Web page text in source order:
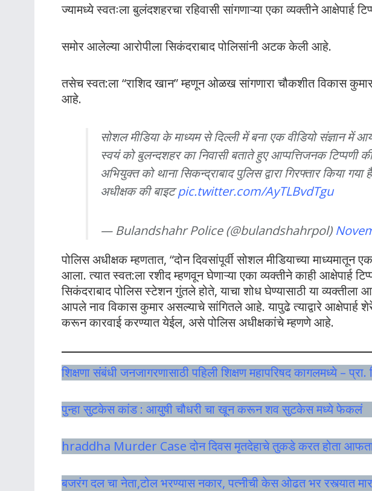
ज्यामध्ये स्वतःला बुलंदशहरचा रहिवासी सांगणाऱ्या एका व्यक्तीने आक्षेपार्ह
समोर आलेल्या आरोपीला सिकंदराबाद पोलिसांनी अटक केली आहे.
तसेच स्वत:ला “राशिद खान” म्हणून ओळख सांगणारा चौकशीत विकास कुमार
आहे.
सोशल मीडिया के माध्यम से दिल्ली में बना एक वीडियो संज्ञान में
स्वयं को बुलन्दशहर का निवासी बताते हुए आप्पत्तिजनक टिप्पणी
अभियुक्त को थाना सिकन्द्राबाद पुलिस द्वारा गिरफ्तार किया
अधीक्षक की बाइटpic.twitter.com/AyTLBvdTgu
— Bulandshahr Police (@bulandshahrpol)
पोलिस अधीक्षक म्हणतात, “दोन दिवसांपूर्वी सोशल मीडियाच्या माध्यमातून
आला. त्यात स्वत:ला रशीद म्हणवून घेणाऱ्या एका व्यक्तीने काही आक्षेपार्ह
सिकंदराबाद पोलिस स्टेशन गुंतले होते, याचा शोध घेण्यासाठी या
आपले नाव विकास कुमार असल्याचे सांगितले आहे. यापुढे त्याद्वारे आक्षेपार्ह
करून कारवाई करण्यात येईल, असे पोलिस अधीक्षकांचे म्हणणे आहे.
शिक्षणा संबंधी जनजागरणासाठी पहिली शिक्षण महापरिषद कागलमध्ये –
पुन्हा सुटकेस कांड : आयुषी चौधरी चा खून करून शव सुटकेस मध्ये फेकलं
hraddha Murder Case दोन दिवस मृतदेहाचे तुकडे करत होता
बजरंग दल चा नेता,टोल भरण्यास नकार, पत्नीची केस ओढत भर रस्त्यात